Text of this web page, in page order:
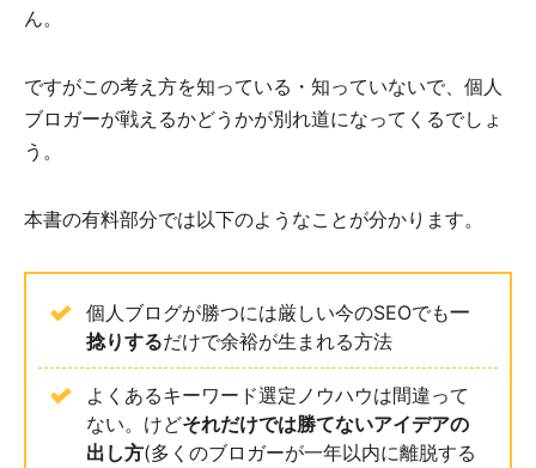
ん。
ですがこの考え方を知っている・知っていないで、個人
ブロガーが戦えるかどうかが別れ道になってくるでしょ
う。
本書の有料部分では以下のようなことが分かります。
個人ブログが勝つには厳しい今のSEOでも一
捻りするだけで余裕が生まれる方法
よくあるキーワード選定ノウハウは間違って
ない。けどそれだけでは勝てないアイデアの
出し方(多くのブロガーが一年以内に離脱する